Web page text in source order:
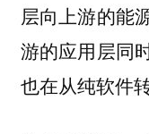
层向上游的能
游的应用层同
也在从纯软件